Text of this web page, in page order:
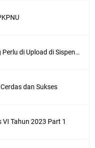
Contoh Berkas Dokumen Yang Perlu di Upload di Sispena SIDIA 2023
dan Sukses
VI Tahun 2023 Part 1